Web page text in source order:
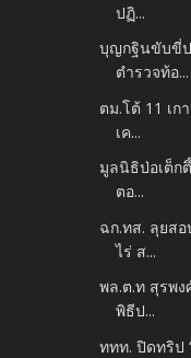
ปฏิ...
บุญกฐินขับขี่ป
ตำรวจท้อ...
ตม.โต้ 11 เก
เค...
มูลนิธิป่อเต็ก
ตอ...
ฉก.ทส. ลุยส
ไร่ ส...
พล.ต.ท สุรพ
พิธีป...
ททท. ปิดทริป